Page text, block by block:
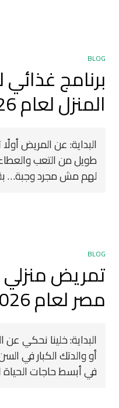
BLOG
برنامج
المنزل لعام 2026 – 2027
البداية: عن المريض
طويل من التعب
لهم مش مجرد وجبة…
BLOG
تمريض منزلي
مصر لعام 2026 – 2027
البداية: خلينا نحكي
أو والدتك الكبار في
في أبسط حاجات الحياة